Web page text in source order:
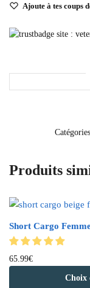
Ajoute à tes coups
Produits
Short Cargo
65.99€
Choix